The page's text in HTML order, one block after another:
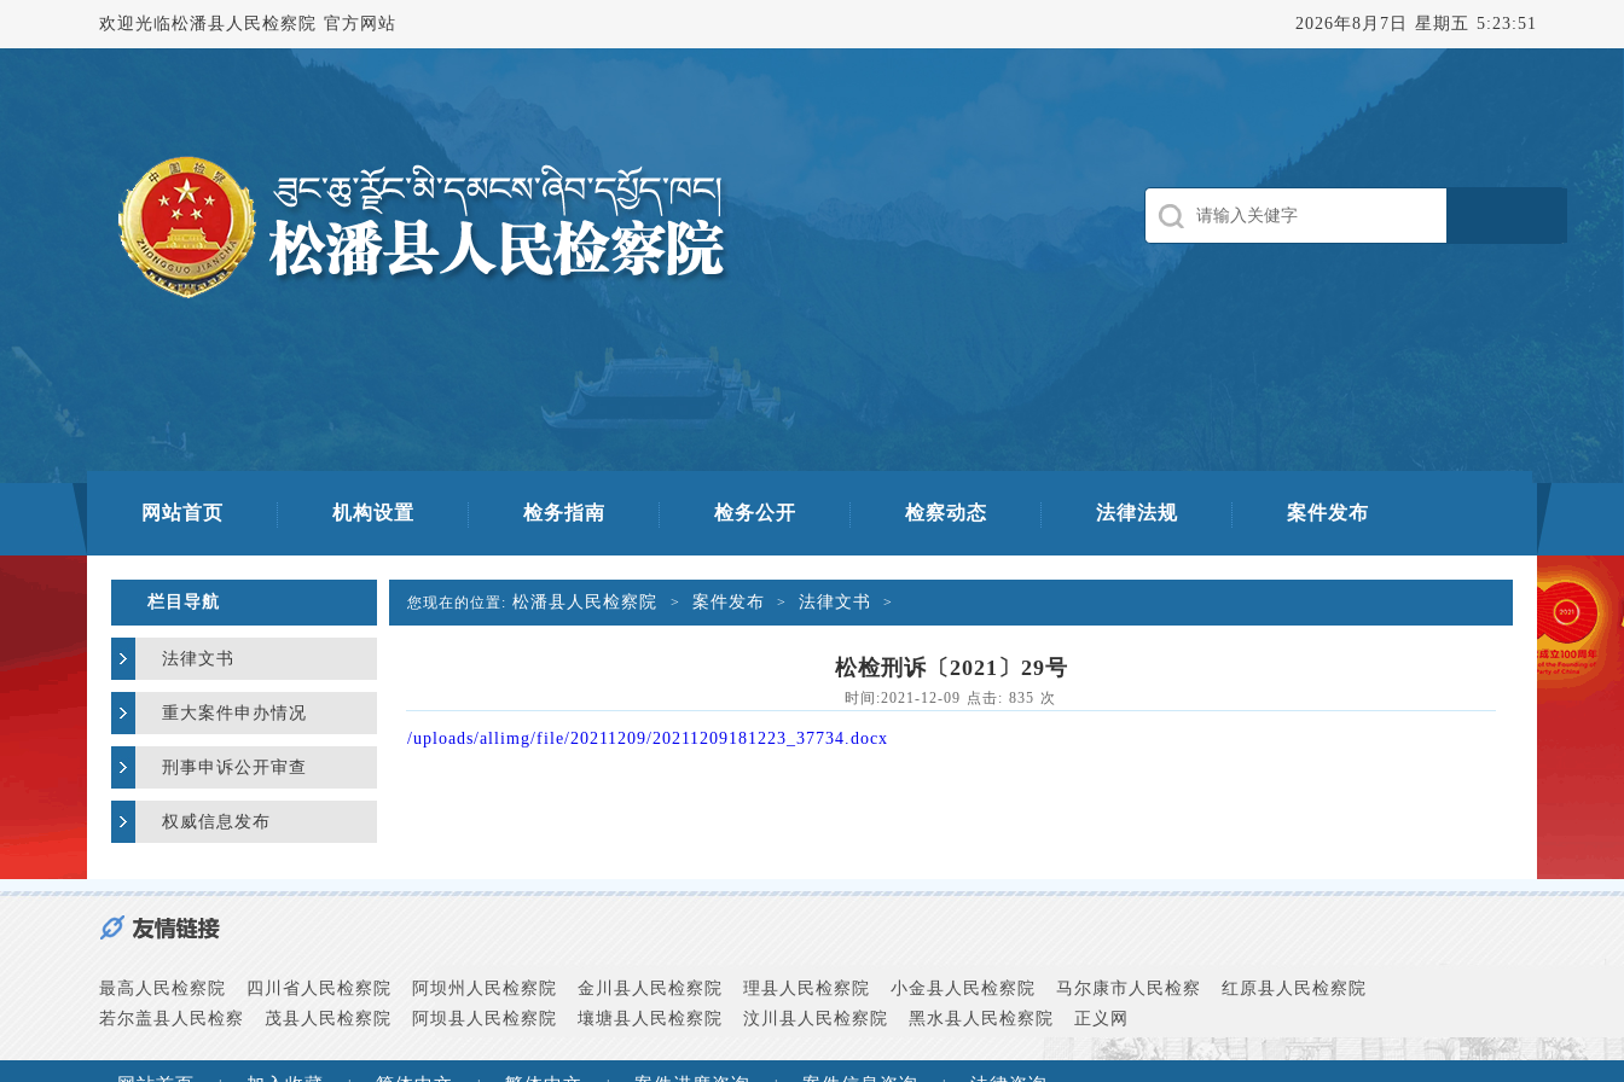
欢迎光临松潘县人民检察院 官方网站 2026年8月7日 星期五 5:23:51
网站首页 机构设置 检务指南 检务公开 检察动态 法律法规 案件发布
栏目导航
法律文书
重大案件申办情况
刑事申诉公开审查
权威信息发布
您现在的位置: 松潘县人民检察院 > 案件发布 > 法律文书 >
松检刑诉〔2021〕29号
时间:2021-12-09 点击:835 次
/uploads/allimg/file/20211209/20211209181223_37734.docx
最高人民检察院 四川省人民检察院 阿坝州人民检察院 金川县人民检察院 理县人民检察院 小金县人民检察院 马尔康市人民检察
红原县人民检察院
若尔盖县人民检察
茂县人民检察院 阿坝县人民检察院 壤塘县人民检察院 汶川县人民检察院 黑水县人民检察院 正义网